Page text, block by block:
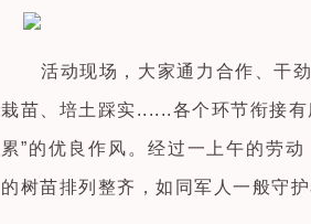
活动现场，大家通力合作、干
栽苗、培土踩实......各个环节衔接
累”的优良作风。经过一上午的劳
的树苗排列整齐，如同军人一般守